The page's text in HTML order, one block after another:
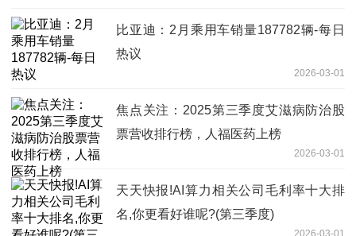
比亚迪：2月乘用车销量187782辆-每日
热议
2026-03-01
焦点关注：2025第三季度艾滋病防治股
票营收排行榜，人福医药上榜
2026-03-01
天天快报!AI算力相关公司毛利率十大排
名,你更看好谁呢?(第三季度)
2026-03-01